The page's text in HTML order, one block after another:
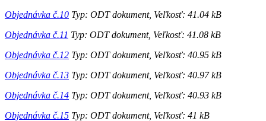
Objednávka č.10 Typ: ODT dokument, Veľkosť: 41.04 kB
Objednávka č.11 Typ: ODT dokument, Veľkosť: 41.08 kB
Objednávka č.12 Typ: ODT dokument, Veľkosť: 40.95 kB
Objednávka č.13 Typ: ODT dokument, Veľkosť: 40.97 kB
Objednávka č.14 Typ: ODT dokument, Veľkosť: 40.93 kB
Objednávka č.15 Typ: ODT dokument, Veľkosť: 41 kB